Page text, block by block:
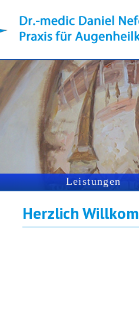
Leistungen
Herzlich